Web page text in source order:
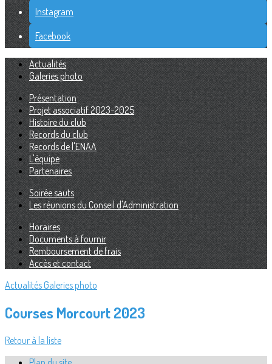
Instagram
Facebook
Actualités
Galeries photo
Présentation
Projet associatif 2023-2025
Histoire du club
Records du club
Records de l'ENAA
L'équipe
Partenaires
Soirée sauts
Les réunions du Conseil d'Administration
Horaires
Documents à fournir
Remboursement de frais
Accès et contact
Actualités Galeries photo
Courses Morcourt 2023
Retour à la liste